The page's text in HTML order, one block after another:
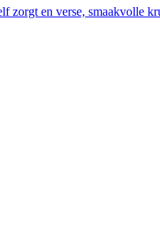
zorgt en verse,